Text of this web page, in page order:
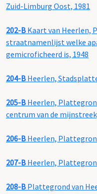
Zuid-Limburg Oost, 1981
202-B Kaart van Heerlen,
straatnamenlijst welke
gemicroficheerd is, 1948
204-B Heerlen,
205-B Heerlen,
centrum van de
206-B Heerlen,
207-B Heerlen,
208-B Plattegrond van